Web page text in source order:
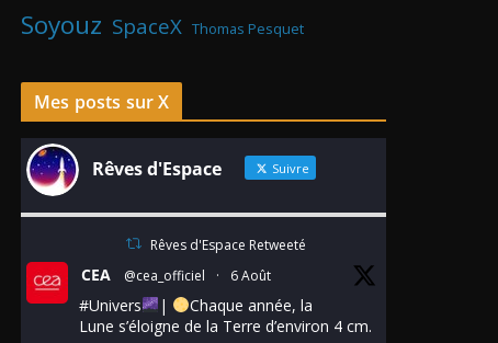
Soyouz SpaceX Thomas Pesquet
Mes posts sur X
Rêves d'Espace Suivre
Rêves d'Espace Retweeté
CEA @cea_officiel · 6 Août
#Univers |
Chaque année, la
Lune s’éloigne de la Terre d’environ 4 cm.